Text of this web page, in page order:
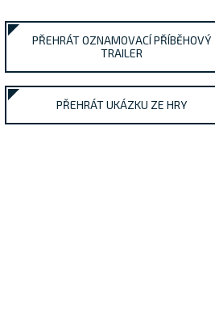
PŘEHRÁT OZNAMOVACÍ PŘÍBĚHOVÝ
TRAILER
PŘEHRÁT UKÁZKU ZE HRY